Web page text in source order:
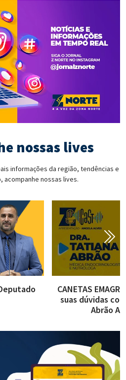
nossas lives
informações da região, tendências e
acompanhe nossas lives.
CANETAS
suas dúvidas
Abrão